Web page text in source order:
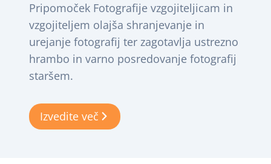
Pripomoček Fotografije vzgojiteljicam in
vzgojiteljem olajša shranjevanje in
urejanje fotografij ter zagotavlja ustrezno
hrambo in varno posredovanje fotografij
staršem.
Izvedite več